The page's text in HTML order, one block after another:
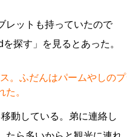
レットも持っていたので
探す」を見るとあった。
。ふだんはパームやしの
。
動している。弟に連絡し